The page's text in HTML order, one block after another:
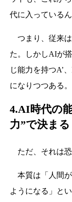
代に入っているん
つまり、従来は
た。しかしAIが
じ能力を持つA’
になりつつある。
4.AI時代の
力”で決まる
ただ、それは恐
本質は「人間が
ようになる」と